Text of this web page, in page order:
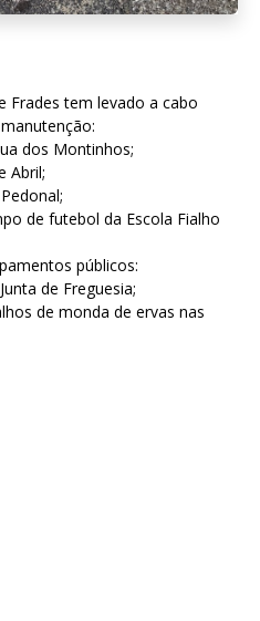
Frades tem levado a cabo
dos Montinhos;
Abril;
de futebol da Escola Fialho
públicos:
de Freguesia;
de monda de ervas nas